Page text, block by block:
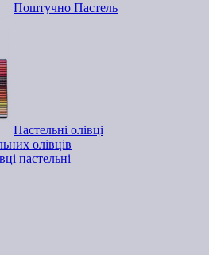
Поштучно Пастель
Пастельні олівці
олівців
пастельні